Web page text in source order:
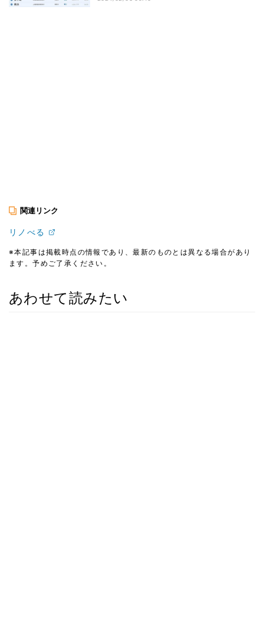
関連リンク
リノべる
※本記事は掲載時点の情報であり、最新のものとは異なる場合があり
ます。予めご了承ください。
あわせて読みたい